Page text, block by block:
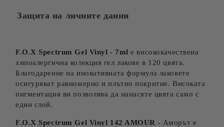
Защита на личните данни
F.O.X Spectrum Gel Vinyl - 7ml е висококачествена
хипоалергична колекция гел лакове в 120 цвята.
Благодарение на иновативната формула лаковете
осигуряват равномерно и плътно покритие. Високата
пигментация ви позволява да нанасяте цвята само с
един слой.
F.O.X Spectrum Gel Vinyl 142 AMOUR - Аморът е